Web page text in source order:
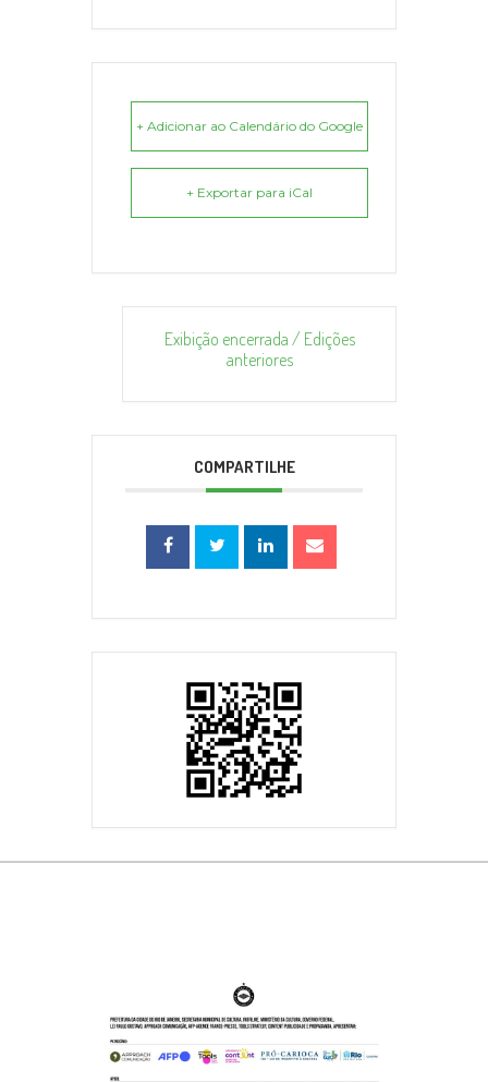
+ Adicionar ao Calendário do Google
+ Exportar para iCal
Exibição encerrada / Edições
anteriores
COMPARTILHE